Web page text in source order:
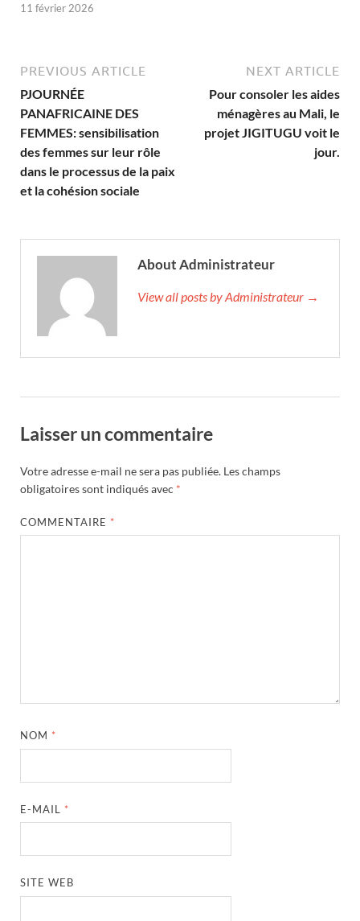
11 février 2026
PREVIOUS ARTICLE
PJOURNÉE
PANAFRICAINE DES
FEMMES: sensibilisation
des femmes sur leur rôle
dans le processus de la paix
et la cohésion sociale
NEXT ARTICLE
Pour consoler les aides
ménagères au Mali, le
projet JIGITUGU voit le
jour.
About Administrateur
View all posts by Administrateur →
Laisser un commentaire
Votre adresse e-mail ne sera pas publiée. Les champs
obligatoires sont indiqués avec *
COMMENTAIRE *
NOM *
E-MAIL *
SITE WEB